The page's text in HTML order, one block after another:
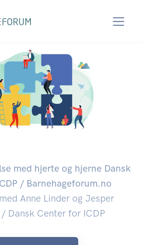
ledelse
med hjerte og hjerne Dansk
/ Barnehageforum.no
Anne Linder og Jesper
/ Dansk Center for ICDP